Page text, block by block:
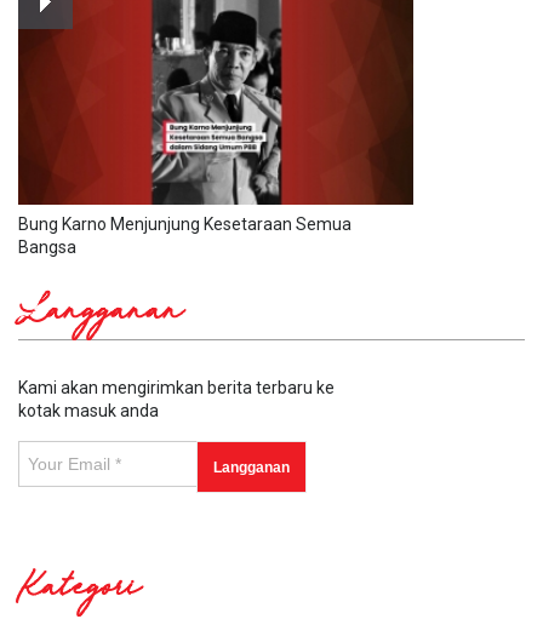
Bung Karno Menjunjung Kesetaraan Semua
Bangsa
Langganan
Kami akan mengirimkan berita terbaru ke
kotak masuk anda
Kategori